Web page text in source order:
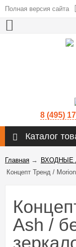
Полная версия сайта
8 (495)
Каталог
Главная → ВХОДНЫЕ
Концепт Тренд /
Ash /